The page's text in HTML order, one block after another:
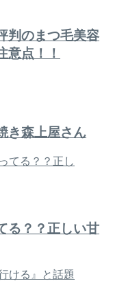
判のまつ毛美容
意点！！
き森上屋さん
る？？正しい甘